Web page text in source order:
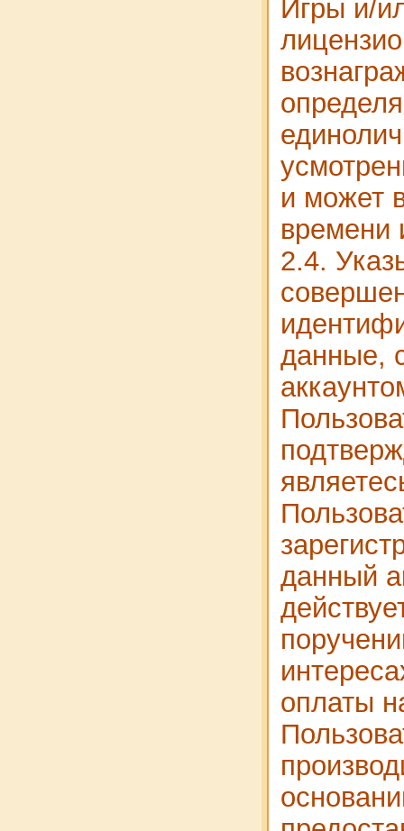
Игры и/
и может
времени
2.4.
данные,
данный
оплаты